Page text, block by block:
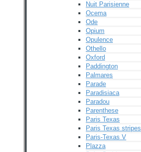
Nuit Parisienne
Ocema
Ode
Opium
Opulence
Othello
Oxford
Paddington
Palmares
Parade
Paradisiaca
Paradou
Parenthese
Paris Texas
Paris Texas stripes
Paris-Texas V
Plazza